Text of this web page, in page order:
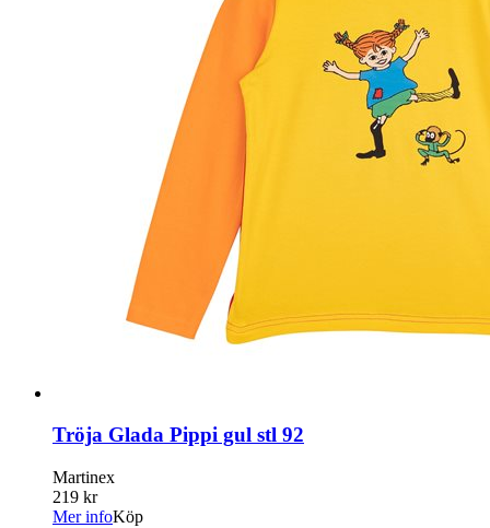
Tröja Glada Pippi gul stl 92
Martinex
219 kr
Mer infoKöp